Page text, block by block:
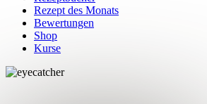
Rezept des Monats
Bewertungen
Shop
Kurse